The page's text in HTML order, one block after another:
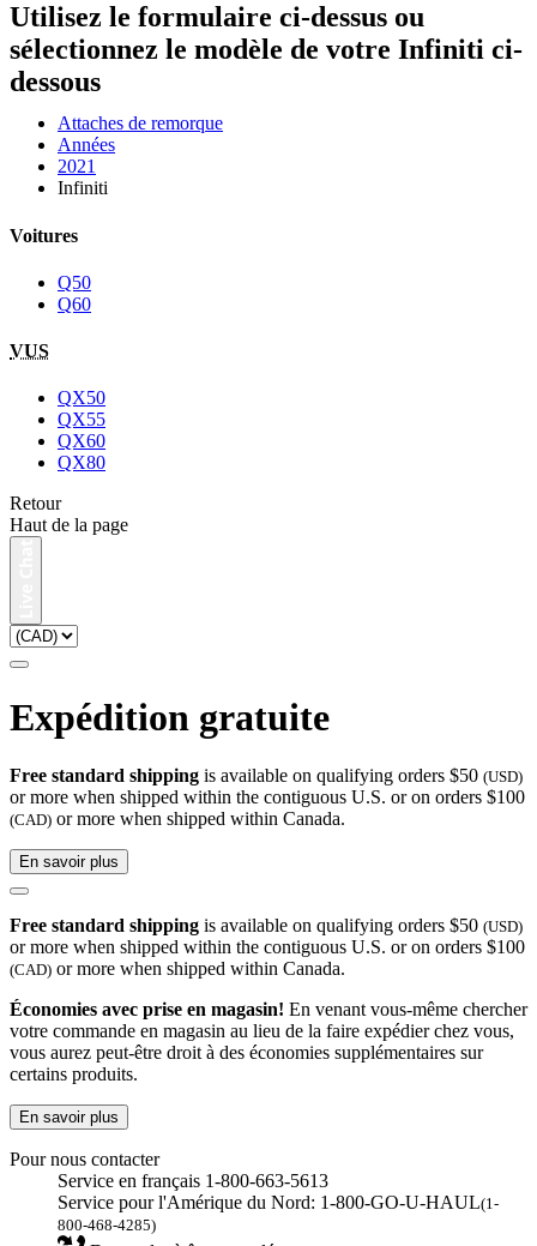
Utilisez le formulaire ci-dessus ou
sélectionnez le modèle de votre Infiniti ci-
dessous
Attaches de remorque
Années
2021
Infiniti
Voitures
Q50
Q60
VUS
QX50
QX55
QX60
QX80
Retour
Haut de la page
Expédition gratuite
Free standard shipping is available on qualifying orders $50 (USD)
or more when shipped within the contiguous U.S. or on orders $100
(CAD) or more when shipped within Canada.
En savoir plus
Free standard shipping is available on qualifying orders $50 (USD)
or more when shipped within the contiguous U.S. or on orders $100
(CAD) or more when shipped within Canada.
Économies avec prise en magasin! En venant vous-même chercher
votre commande en magasin au lieu de la faire expédier chez vous,
vous aurez peut-être droit à des économies supplémentaires sur
certains produits.
En savoir plus
Pour nous contacter
Service en français 1-800-663-5613
Service pour l'Amérique du Nord: 1-800-GO-U-HAUL(1-
800-468-4285)